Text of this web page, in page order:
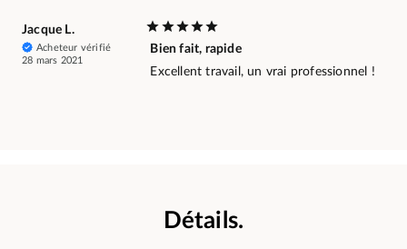
Jacque L.
Acheteur vérifié
28 mars 2021
Bien fait, rapide
Excellent travail, un vrai professionnel !
Détails.